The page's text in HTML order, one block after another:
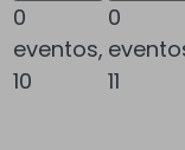
0
eventos,
10
0
11